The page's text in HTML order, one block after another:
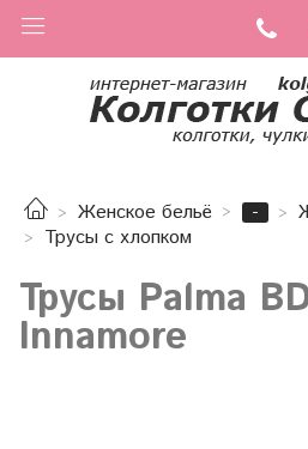
Женское бельё -
Трусы с хлопком
Трусы Palma
Innamore